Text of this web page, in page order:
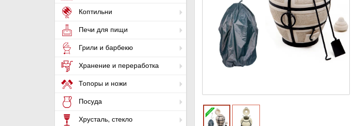
Коптильни
Печи для пищи
Грили и барбекю
Хранение и переработка
Топоры и ножи
Посуда
Хрусталь, стекло